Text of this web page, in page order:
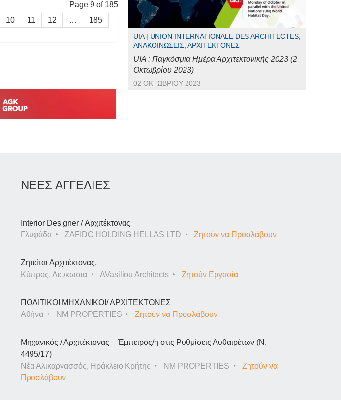
Page 9 of 185
10 11 12 …
185
UIA | UNION INTERNATIONALE DES ARCHITECTES,
ΑΝΑΚΟΙΝΏΣΕΙΣ, ΑΡΧΙΤΈΚΤΟΝΕΣ
UIA : Παγκόσμια Ημέρα Αρχιτεκτονικής 2023 (2
Οκτωβρίου 2023)
02 ΟΚΤΩΒΡΊΟΥ 2023
ΝΕΕΣ ΑΓΓΕΛΙΕΣ
Interior Designer / Αρχιτέκτονας
Γλυφάδα
ZAFIDO HOLDING HELLAS LTD Ζητούν να Προσλάβουν
Ζητείται Αρχιτέκτονας,
Κύπρος, Λευκωσια
AVasiliou Architects Ζητούν Εργασία
ΠΟΛΙΤΙΚΟΙ ΜΗΧΑΝΙΚΟΙ/ ΑΡΧΙΤΕΚΤΟΝΕΣ
Αθήνα
NM PROPERTIES Ζητούν να Προσλάβουν
Μηχανικός / Αρχιτέκτονας – Έμπειρος/η στις Ρυθμίσεις Αυθαιρέτων (Ν.
4495/17)
Νέα Αλικαρνασσός, Ηράκλειο Κρήτης
NM PROPERTIES
Ζητούν να
Προσλάβουν